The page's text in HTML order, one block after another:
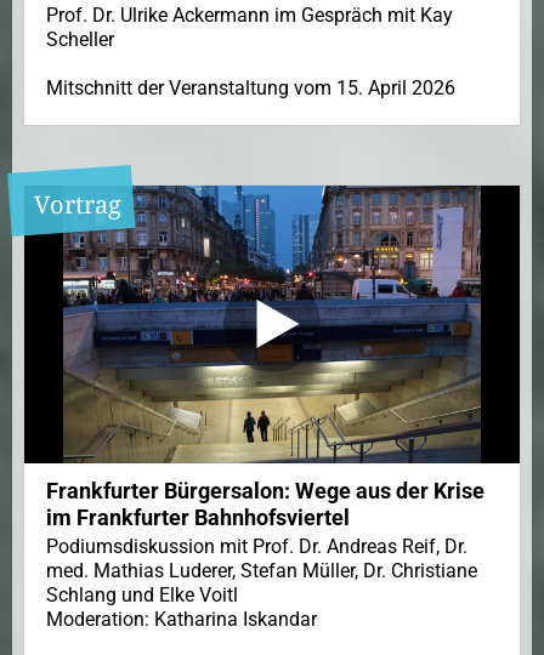
Prof. Dr. Ulrike Ackermann im Gespräch mit Kay
Scheller
Mitschnitt der Veranstaltung vom 15. April 2026
Vortrag
Frankfurter Bürgersalon: Wege aus der Krise
im Frankfurter Bahnhofsviertel
Podiumsdiskussion mit Prof. Dr. Andreas Reif, Dr.
med. Mathias Luderer, Stefan Müller, Dr. Christiane
Schlang und Elke Voitl
Moderation: Katharina Iskandar